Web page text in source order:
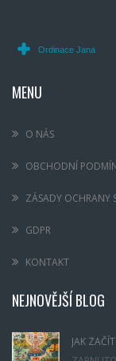
MENU
O NÁS
OBCHODNÍ
ZÁSADY OCHRANY
GDPR
KONTAKT
NEJNOVĚJŠÍ BLOG
JAK